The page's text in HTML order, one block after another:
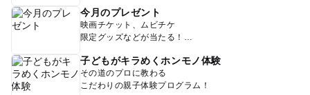
今月のプレゼント
映画チケット、ムビチケ
限定グッズなどが当たる！
子どもがキラめくホンモノ体験
その道のプロに教わる
こだわりの親子体験プログラム！